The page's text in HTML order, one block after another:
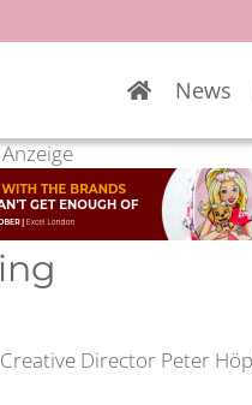
News
Anzeige
Director Peter